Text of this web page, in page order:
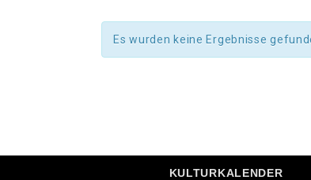
Es wurden keine Ergebnisse
KULTURKALENDER